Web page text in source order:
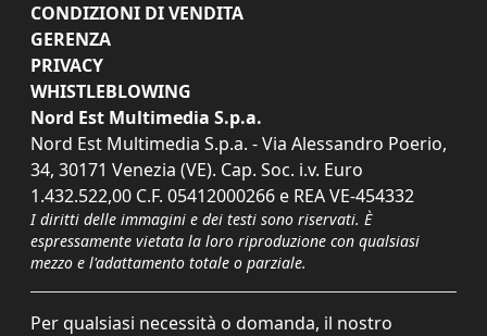
CONDIZIONI DI VENDITA
GERENZA
PRIVACY
WHISTLEBLOWING
Nord Est Multimedia S.p.a.
Nord Est Multimedia S.p.a. - Via Alessandro Poerio,
34, 30171 Venezia (VE). Cap. Soc. i.v. Euro
1.432.522,00 C.F. 05412000266 e REA VE-454332
I diritti delle immagini e dei testi sono riservati. È
espressamente vietata la loro riproduzione con qualsiasi
mezzo e l'adattamento totale o parziale.
Per qualsiasi necessità o domanda, il nostro